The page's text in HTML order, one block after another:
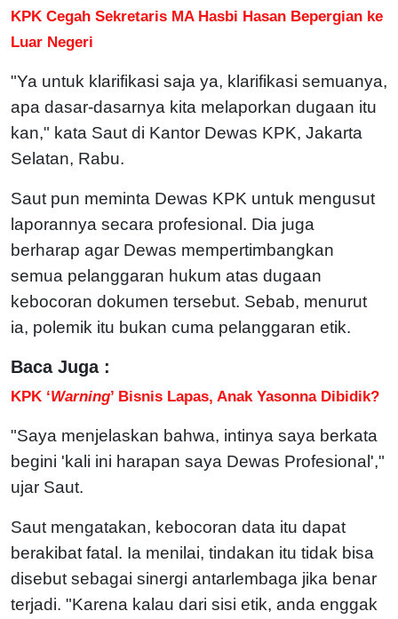
KPK Cegah Sekretaris MA Hasbi Hasan Bepergian ke
Luar Negeri
"Ya untuk klarifikasi saja ya, klarifikasi semuanya,
apa dasar-dasarnya kita melaporkan dugaan itu
kan," kata Saut di Kantor Dewas KPK, Jakarta
Selatan, Rabu.
Saut pun meminta Dewas KPK untuk mengusut
laporannya secara profesional. Dia juga
berharap agar Dewas mempertimbangkan
semua pelanggaran hukum atas dugaan
kebocoran dokumen tersebut. Sebab, menurut
ia, polemik itu bukan cuma pelanggaran etik.
Baca Juga :
KPK ‘Warning’ Bisnis Lapas, Anak Yasonna Dibidik?
"Saya menjelaskan bahwa, intinya saya berkata
begini 'kali ini harapan saya Dewas Profesional',"
ujar Saut.
Saut mengatakan, kebocoran data itu dapat
berakibat fatal. Ia menilai, tindakan itu tidak bisa
disebut sebagai sinergi antarlembaga jika benar
terjadi. "Karena kalau dari sisi etik, anda enggak